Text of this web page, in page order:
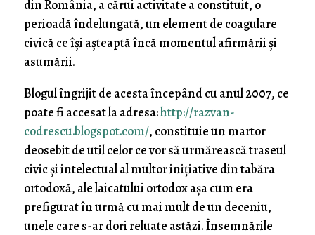
din România, a cărui activitate a constituit, o
perioadă îndelungată, un element de coagulare
civică ce îşi aşteaptă încă momentul afirmării şi
asumării.
Blogul îngrijit de acesta începând cu anul 2007, ce
poate fi accesat la adresa:http://razvan-
codrescu.blogspot.com/, constituie un martor
deosebit de util celor ce vor să urmărească traseul
civic şi intelectual al multor iniţiative din tabăra
ortodoxă, ale laicatului ortodox aşa cum era
prefigurat în urmă cu mai mult de un deceniu,
unele care s-ar dori reluate astăzi. Însemnările